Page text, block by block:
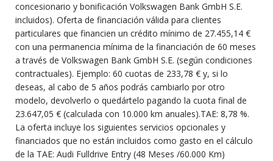
concesionario y bonificación Volkswagen Bank GmbH S.E.
incluidos). Oferta de financiación válida para clientes
particulares que financien un crédito mínimo de 27.455,14 €
con una permanencia mínima de la financiación de 60 meses
a través de Volkswagen Bank GmbH S.E. (según condiciones
contractuales). Ejemplo: 60 cuotas de 233,78 € y, si lo
deseas, al cabo de 5 años podrás cambiarlo por otro
modelo, devolverlo o quedártelo pagando la cuota final de
23.647,05 € (calculada con 10.000 km anuales).TAE: 8,78 %.
La oferta incluye los siguientes servicios opcionales y
financiados que no están incluidos como gasto en el cálculo
de la TAE: Audi Fulldrive Entry (48 Meses /60.000 Km)